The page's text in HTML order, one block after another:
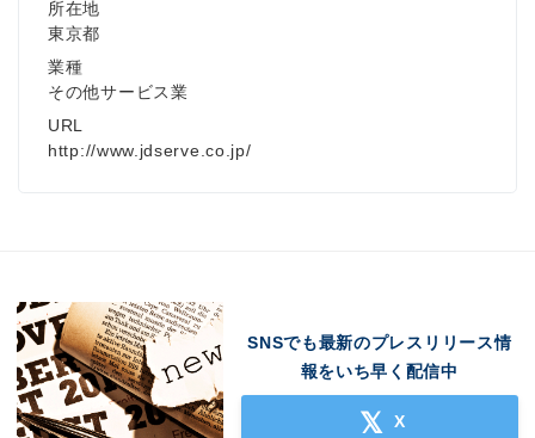
所在地
東京都
業種
その他サービス業
URL
http://www.jdserve.co.jp/
SNSでも最新のプレスリリース情
報をいち早く配信中
X